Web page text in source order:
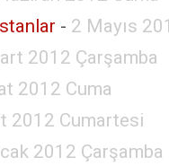
- 2 Mayıs
2012 Çarşamba
2012 Cuma
2012 Cumartesi
2012 Çarşamba